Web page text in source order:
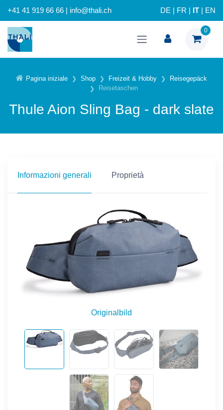
+41 41 919 66 66 | info@thali.ch DE FR IT EN
0
Pagina iniziale Shop Freizeit & Hobby
Reisegepäck
Reisetaschen
Thule Aion Sling Bag - dark slate
Informazioni generali Proprietà
Originalbild